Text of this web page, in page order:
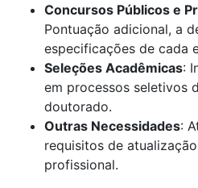
Concursos Públicos e
Pontuação adicional, a
especificações de cada
Seleções Acadêmicas:
em processos seletivos
doutorado.
Outras Necessidades:
requisitos de
profissional.